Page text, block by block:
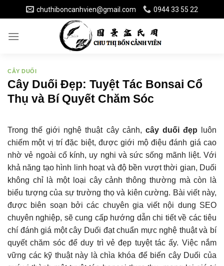
to
content
chuthiboncanhvien@gmail.com 0944 33 55 22
CÂY DUỐI
Cây Duối Đẹp: Tuyệt Tác Bonsai Cổ
Thụ và Bí Quyết Chăm Sóc
Trong thế giới nghệ thuật cây cảnh, cây duối đẹp luôn
chiếm một vị trí đặc biệt, được giới mộ điệu đánh giá cao
nhờ vẻ ngoài cổ kính, uy nghi và sức sống mãnh liệt. Với
khả năng tạo hình linh hoạt và độ bền vượt thời gian, Duối
không chỉ là một loại cây cảnh thông thường mà còn là
biểu tượng của sự trường thọ và kiên cường. Bài viết này,
được biên soạn bởi các chuyên gia viết nội dung SEO
chuyên nghiệp, sẽ cung cấp hướng dẫn chi tiết về các tiêu
chí đánh giá một cây Duối đạt chuẩn mực nghệ thuật và bí
quyết chăm sóc để duy trì vẻ đẹp tuyệt tác ấy. Việc nắm
vững các kỹ thuật này là chìa khóa để biến cây Duối của